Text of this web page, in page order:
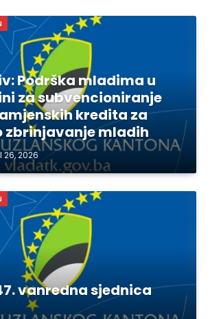
Podrška mladima u
za subvencioniranje
kredita za
zbrinjavanje mladih
26, 2026
vanredna sjednica